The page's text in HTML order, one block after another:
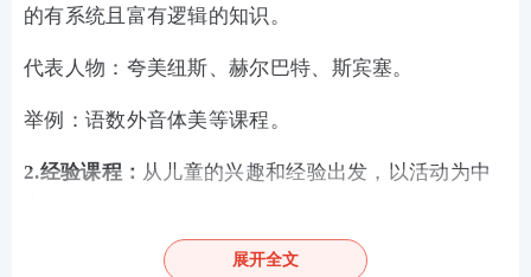
的有系统且富有逻辑的知识。
代表人物：夸美纽斯、赫尔巴特、斯宾塞。
举例：语数外音体美等课程。
2.经验课程： 从儿童的兴趣和经验出发，以活动为中
备考题干关键词：直接经验。
展开全文